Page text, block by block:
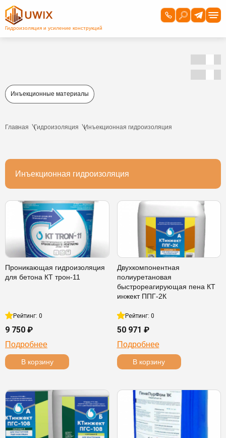
Инъекционные материалы
Главная Гидроизоляция Инъекционная гидроизоляция
Инъекционная гидроизоляция
Проникающая гидроизоляция
для бетона КТ трон-11
Рейтинг: 0
9 750 ₽
Подробнее
В корзину
Двухкомпонентная
полиуретановая
быстрореагирующая пена КТ
инжект ППГ-2К
Рейтинг: 0
50 971 ₽
Подробнее
В корзину